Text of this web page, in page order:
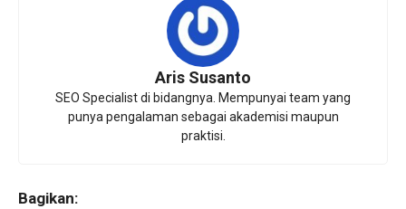
Aris Susanto
SEO Specialist di bidangnya. Mempunyai team yang
punya pengalaman sebagai akademisi maupun
praktisi.
Bagikan: